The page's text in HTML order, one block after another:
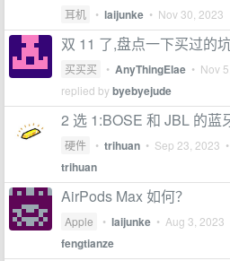
耳机 • laijunke • Nov 30, 2023
双 11 了,盘点一下买过的
买买买 • AnyThingElae • Nov
replied bybyebyejude
2 选 1:BOSE 和 JBL 的蓝
硬件 • trihuan • Sep 23, 2023
trihuan
AirPods Max 如何？
Apple • laijunke • Aug 3, 2023
fengtianze